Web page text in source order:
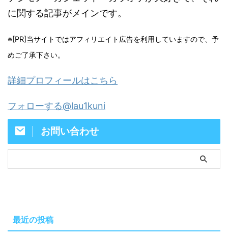
に関する記事がメインです。
※[PR]当サイトではアフィリエイト広告を利用していますので、予
めご了承下さい。
詳細プロフィールはこちら
フォローする@lau1kuni
お問い合わせ
最近の投稿